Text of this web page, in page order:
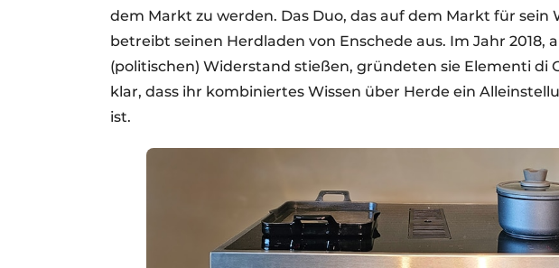
dem Markt zu werden. Das Duo, das auf dem Markt für sein
betreibt seinen Herdladen von Enschede aus. Im Jahr 2018,
(politischen) Widerstand stießen, gründeten sie Elementi di
klar, dass ihr kombiniertes Wissen über Herde ein
ist.